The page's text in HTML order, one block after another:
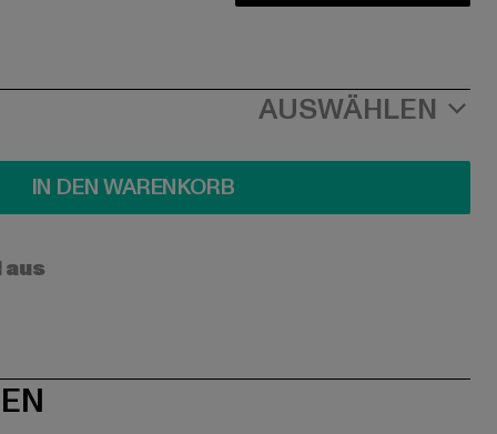
AUSWÄHLEN
IN DEN WARENKORB